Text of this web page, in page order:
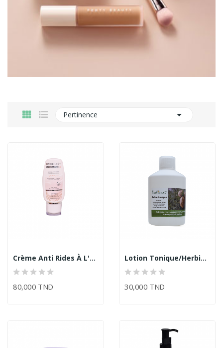
Pertinence 
Crème Anti Rides À L'Acide Hyaluronique/Herbioart
80,000 TND
Lotion Tonique/Herbioart
30,000 TND